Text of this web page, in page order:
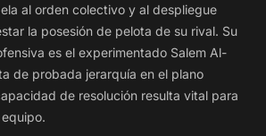
al orden colectivo y al despliegue
la posesión de pelota de su rival. Su
es el experimentado Salem Al-
de probada jerarquía en el plano
de resolución resulta vital para